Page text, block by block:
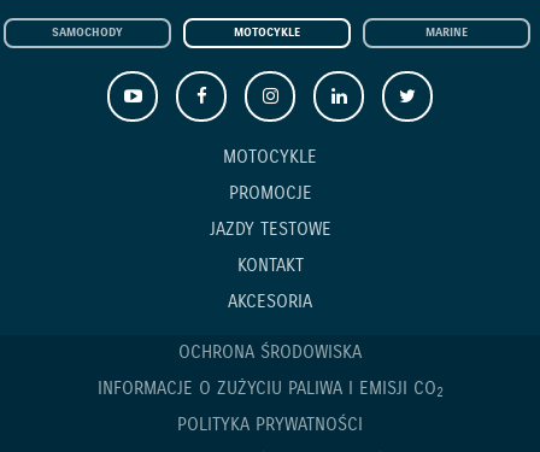
SAMOCHODY MOTOCYKLE MARINE
MOTOCYKLE
PROMOCJE
JAZDY TESTOWE
KONTAKT
AKCESORIA
OCHRONA ŚRODOWISKA
INFORMACJE O ZUŻYCIU PALIWA I EMISJI CO2
POLITYKA PRYWATNOŚCI